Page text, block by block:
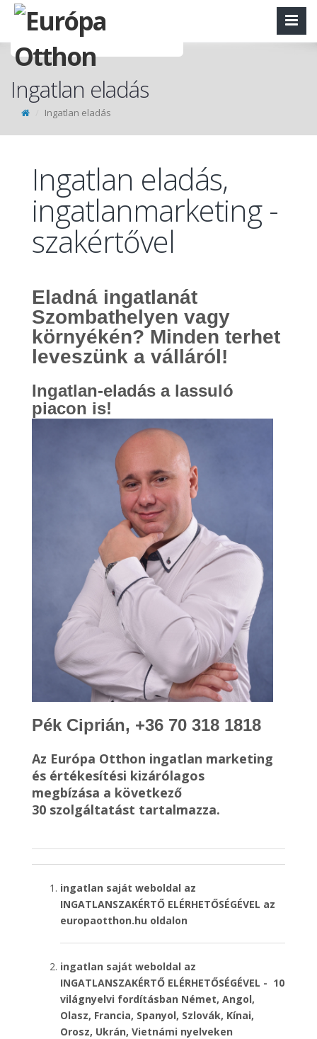
Ingatlan eladás
Ingatlan eladás
Ingatlan eladás,
ingatlanmarketing -
szakértővel
Eladná ingatlanát
Szombathelyen vagy
környékén? Minden terhet
leveszünk a válláról!
Ingatlan-eladás a lassuló
piacon is!
Pék Ciprián, +36 70 318 1818
Az Európa Otthon ingatlan marketing
és értékesítési kizárólagos
megbízása a következő
30 szolgáltatást tartalmazza.
ingatlan saját weboldal az
INGATLANSZAKÉRTŐ ELÉRHETŐSÉGÉVEL az
europaotthon.hu oldalon
ingatlan saját weboldal az
INGATLANSZAKÉRTŐ ELÉRHETŐSÉGÉVEL - 10
világnyelvi fordításban Német, Angol,
Olasz, Francia, Spanyol, Szlovák, Kínai,
Orosz, Ukrán, Vietnámi nyelveken